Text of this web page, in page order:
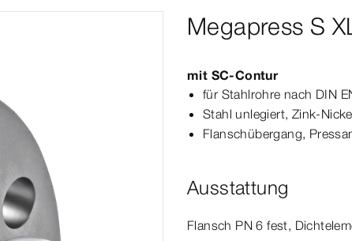
Megapress S
mit SC‑Contur
für Stahlrohre nach DIN
Stahl unlegiert, Zink-​
Flanschübergang, Press­
Ausstattung
Flansch PN 6 fest, Dicht­